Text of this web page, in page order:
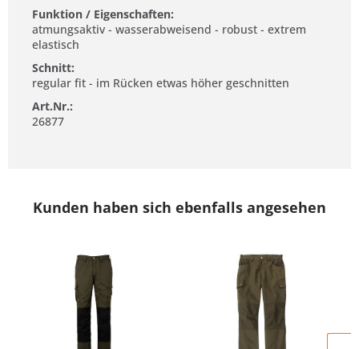
Funktion / Eigenschaften:
atmungsaktiv - wasserabweisend - robust - extrem
elastisch
Schnitt:
regular fit - im Rücken etwas höher geschnitten
Art.Nr.:
26877
Kunden haben sich ebenfalls angesehen